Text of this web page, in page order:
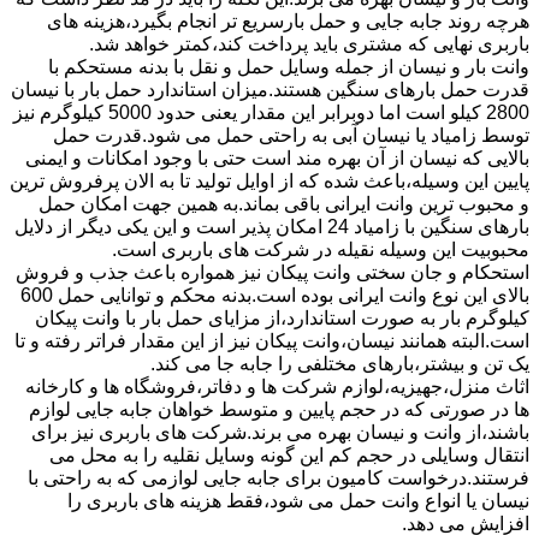
هرچه روند جابه جایی و حمل بارسریع تر انجام بگیرد،هزینه های
باربری نهایی که مشتری باید پرداخت کند،کمتر خواهد شد.
وانت بار و نیسان از جمله وسایل حمل و نقل با بدنه مستحکم با
قدرت حمل بارهای سنگین هستند.میزان استاندارد حمل بار با نیسان
2800 کیلو است اما دوبرابر این مقدار یعنی حدود 5000 کیلوگرم نیز
توسط زامیاد یا نیسان آبی به راحتی حمل می شود.قدرت حمل
بالایی که نیسان از آن بهره مند است حتی با وجود امکانات و ایمنی
پایین این وسیله،باعث شده که از اوایل تولید تا به الان پرفروش ترین
و محبوب ترین وانت ایرانی باقی بماند.به همین جهت امکان حمل
بارهای سنگین با زامیاد 24 امکان پذیر است و این یکی دیگر از دلایل
محبوبیت این وسیله نقیله در شرکت های باربری است.
استحکام و جان سختی وانت پیکان نیز همواره باعث جذب و فروش
بالای این نوع وانت ایرانی بوده است.بدنه محکم و توانایی حمل 600
کیلوگرم بار به صورت استاندارد،از مزایای حمل بار با وانت پیکان
است.البته همانند نیسان،وانت پیکان نیز از این مقدار فراتر رفته و تا
یک تن و بیشتر،بارهای مختلفی را جابه جا می کند.
اثاث منزل،جهیزیه،لوازم شرکت ها و دفاتر،فروشگاه ها و کارخانه
ها در صورتی که در حجم پایین و متوسط خواهان جابه جایی لوازم
باشند،از وانت و نیسان بهره می برند.شرکت های باربری نیز برای
انتقال وسایلی در حجم کم این گونه وسایل نقلیه را به محل می
فرستند.درخواست کامیون برای جابه جایی لوازمی که به راحتی با
نیسان یا انواع وانت حمل می شود،فقط هزینه های باربری را
افزایش می دهد.